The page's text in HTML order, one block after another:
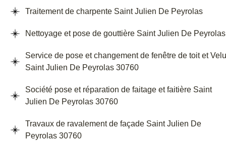
Traitement de charpente Saint Julien De Peyrolas
Nettoyage et pose de gouttière Saint Julien De Peyrolas
Service de pose et changement de fenêtre de toit et
Saint Julien De Peyrolas 30760
Société pose et réparation de faitage et faitière Saint
Julien De Peyrolas 30760
Travaux de ravalement de façade Saint Julien De
Peyrolas 30760